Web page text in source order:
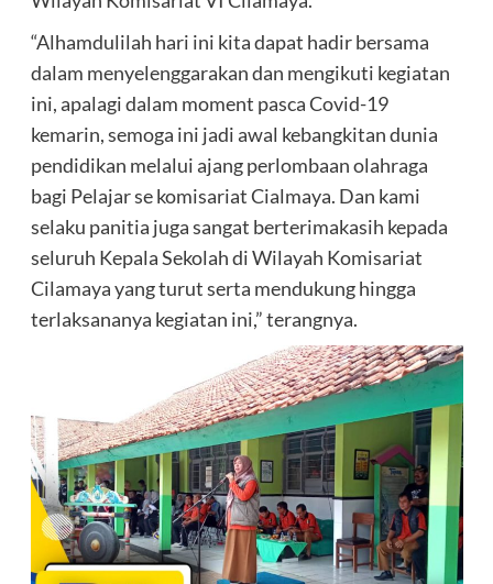
“Alhamdulilah hari ini kita dapat hadir bersama
dalam menyelenggarakan dan mengikuti kegiatan
ini, apalagi dalam moment pasca Covid-19
kemarin, semoga ini jadi awal kebangkitan dunia
pendidikan melalui ajang perlombaan olahraga
bagi Pelajar se komisariat Cialmaya. Dan kami
selaku panitia juga sangat berterimakasih kepada
seluruh Kepala Sekolah di Wilayah Komisariat
Cilamaya yang turut serta mendukung hingga
terlaksananya kegiatan ini,” terangnya.